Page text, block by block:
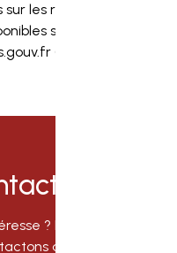
les risques auxquels
sur le site
(C. env.art R.125-25,
? Laissez nous vos
au plus vite.